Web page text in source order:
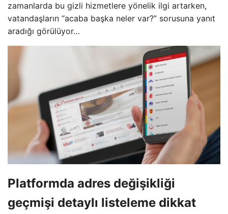
zamanlarda bu gizli hizmetlere yönelik ilgi artarken,
vatandaşların “acaba başka neler var?” sorusuna yanıt
aradığı görülüyor…
Platformda adres değişikliği
geçmişi detaylı listeleme dikkat